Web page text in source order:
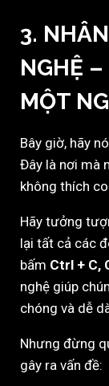
3.
NGHỆ –
MỘT
Bây giờ, hãy
Đây là nơi mà
không thích
Hãy tưởng
lại tất cả các
bấm Ctrl + C,
nghệ giúp
chóng và dễ
Nhưng đừng
gây ra vấn đề: